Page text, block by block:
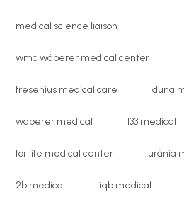
medical science liaison
wmc wáberer medical center
fresenius medical care duna
waberer medical l33 medical
for life medical center uránia
2b medical iqb medical